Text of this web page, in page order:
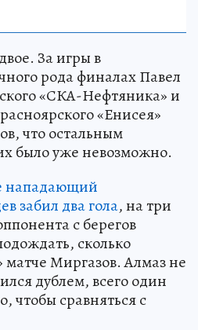
За игры в
рода финалах Павел
«СКА-Нефтяника» и
«Енисея»
что остальным
было уже невозможно.
нападающий
забил два гола, на три
с берегов
сколько
матче Миргазов. Алмаз не
дублем, всего один
чтобы сравняться с